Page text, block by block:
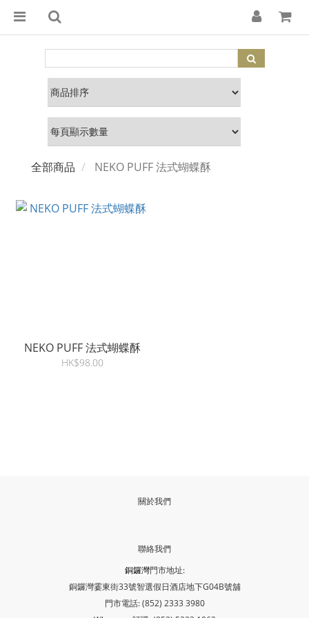
全部商品 NEKO PUFF 法式蝴蝶酥
NEKO PUFF 法式蝴蝶酥
HK$98.00
關於我們
聯絡我們
銅鑼灣門市地址:
銅鑼灣霎東街33號智選假日酒店地下G04B號舖
門市電話: (852) 2333 3980